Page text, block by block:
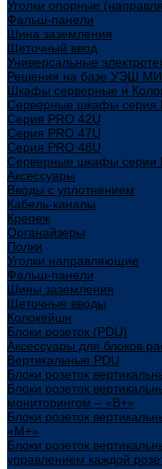
Уголки опорные
Фальш-панели
Шина заземления
Щеточный ввод
Универсальные
Решения на базе УЭШ
Шкафы серверные и
Серверные шкафы серия
Серия PRO 42U
Серия PRO 47U
Серия PRO 48U
Серверные шкафы серии
Аксессуары
Вводы с уплотнением
Кабель-каналы
Крепеж
Органайзеры
Полки
Уголки направляющие
Фальш-панели
Шины заземления
Щеточные вводы
Колокейшн
Блоки розеток (PDU)
Аксессуары для блоков
Вертикальные PDU
Блоки розеток
Блоки розеток
мониторингом – «В+»
Блоки розеток
«М+»
Блоки розеток
управлением каждой